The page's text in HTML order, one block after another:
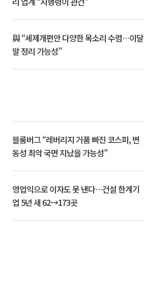
與 “세제개편안 다양한 목소리 수렴…이달
말 정리 가능성”
블룸버그 “레버리지 거품 빠진 코스피, 변
동성 최악 국면 지났을 가능성”
영업익으로 이자도 못 낸다…건설 한계기
업 5년 새 62→173곳